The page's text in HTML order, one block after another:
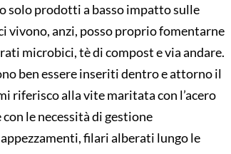
solo prodotti a basso impatto sulle
vivono, anzi, posso proprio fomentarne
microbici, tè di compost e via andare.
ben essere inseriti dentro e attorno il
riferisco alla vite maritata con l’acero
le necessità di gestione
filari alberati lungo le